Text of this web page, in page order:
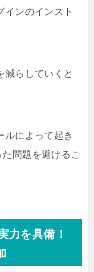
インのインスト
減らしていくと
ルによって起き
問題を避けるこ
力を具備！